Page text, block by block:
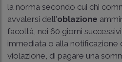
la norma secondo cui chi
avvalersi dell'oblazione
facoltà, nei 60 giorni
immediata o alla notificazione
violazione, di pagare una